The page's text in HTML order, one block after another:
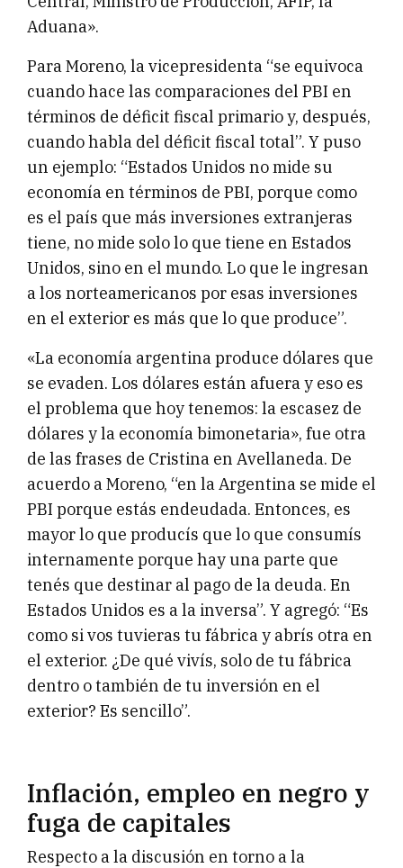
Aduana».
Para Moreno, la vicepresidenta “se equivoca
cuando hace las comparaciones del PBI en
términos de déficit fiscal primario y, después,
cuando habla del déficit fiscal total”. Y puso
un ejemplo: “Estados Unidos no mide su
economía en términos de PBI, porque como
es el país que más inversiones extranjeras
tiene, no mide solo lo que tiene en Estados
Unidos, sino en el mundo. Lo que le ingresan
a los norteamericanos por esas inversiones
en el exterior es más que lo que produce”.
«La economía argentina produce dólares que
se evaden. Los dólares están afuera y eso es
el problema que hoy tenemos: la escasez de
dólares y la economía bimonetaria», fue otra
de las frases de Cristina en Avellaneda. De
acuerdo a Moreno, “en la Argentina se mide el
PBI porque estás endeudada. Entonces, es
mayor lo que producís que lo que consumís
internamente porque hay una parte que
tenés que destinar al pago de la deuda. En
Estados Unidos es a la inversa”. Y agregó: “Es
como si vos tuvieras tu fábrica y abrís otra en
el exterior. ¿De qué vivís, solo de tu fábrica
dentro o también de tu inversión en el
exterior? Es sencillo”.
Inflación, empleo en negro y
fuga de capitales
Respecto a la discusión en torno a la